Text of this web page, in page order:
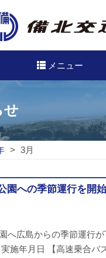
メニュー
方法
せ
> 3月
園への季節運行を開
へ広島からの季節運行
施年月日 【高速乗合バ